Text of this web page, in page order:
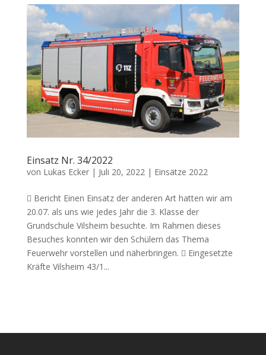
Einsatz Nr. 34/2022
von Lukas Ecker| Juli 20, 2022 | Einsätze 2022
 Bericht Einen Einsatz der anderen Art hatten wir am
20.07. als uns wie jedes Jahr die 3. Klasse der
Grundschule Vilsheim besuchte. Im Rahmen dieses
Besuches konnten wir den Schülern das Thema
Feuerwehr vorstellen und näherbringen.  Eingesetzte
Kräfte Vilsheim 43/1...